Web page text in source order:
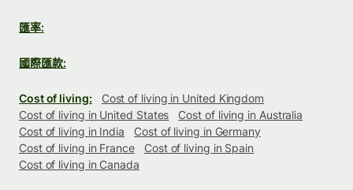
匯率:
國際匯款:
Cost of living:
Cost of living in United Kingdom
Cost of living in United States
Cost of living in Australia
Cost of living in India
Cost of living in Germany
Cost of living in France
Cost of living in Spain
Cost of living in Canada